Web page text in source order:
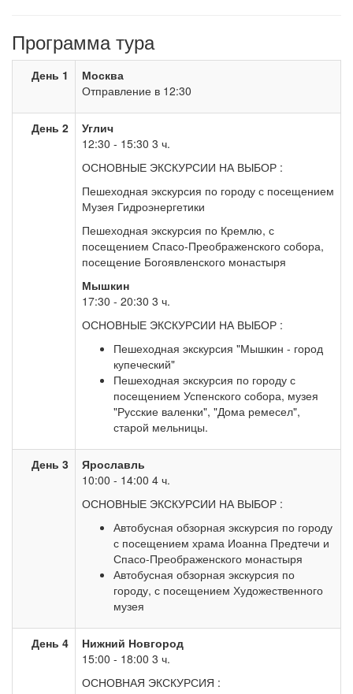
Программа тура
День 1
Москва
Отправление в 12:30
День 2
Углич
12:30 - 15:30 3 ч.
ОСНОВНЫЕ ЭКСКУРСИИ НА ВЫБОР :
Пешеходная экскурсия по городу с посещением
Музея Гидроэнергетики
Пешеходная экскурсия по Кремлю, с
посещением Спасо-Преображенского собора,
посещение Богоявленского монастыря
Мышкин
17:30 - 20:30 3 ч.
ОСНОВНЫЕ ЭКСКУРСИИ НА ВЫБОР :
Пешеходная экскурсия "Мышкин - город
купеческий"
Пешеходная экскурсия по городу с
посещением Успенского собора, музея
"Русские валенки", "Дома ремесел",
старой мельницы.
День 3
Ярославль
10:00 - 14:00 4 ч.
ОСНОВНЫЕ ЭКСКУРСИИ НА ВЫБОР :
Автобусная обзорная экскурсия по городу
с посещением храма Иоанна Предтечи и
Спасо-Преображенского монастыря
Автобусная обзорная экскурсия по
городу, с посещением Художественного
музея
День 4
Нижний Новгород
15:00 - 18:00 3 ч.
ОСНОВНАЯ ЭКСКУРСИЯ :